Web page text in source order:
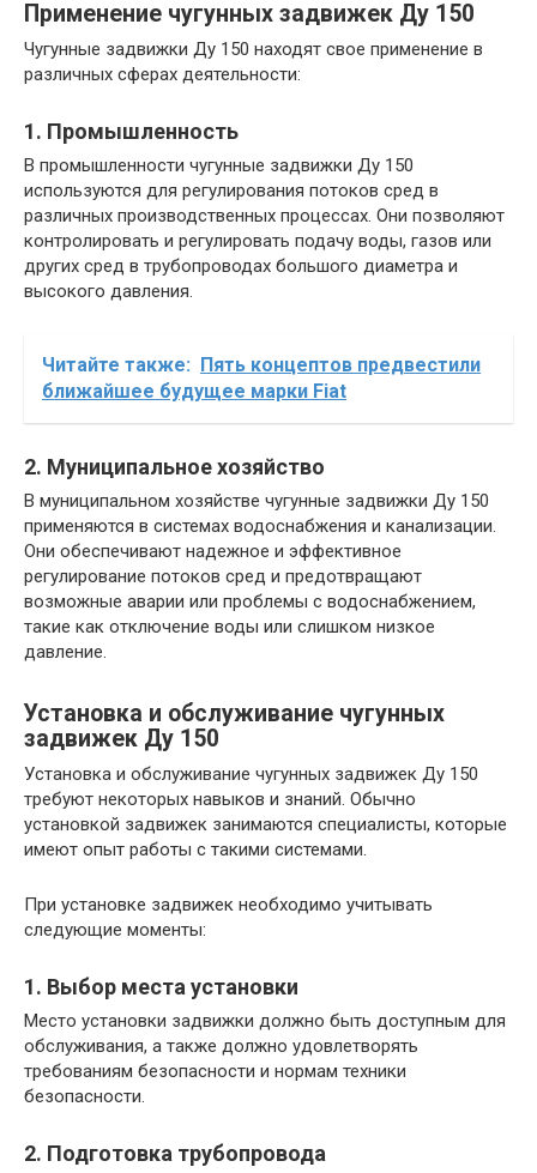
Применение чугунных задвижек Ду 150
Чугунные задвижки Ду 150 находят свое применение в
различных сферах деятельности:
1. Промышленность
В промышленности чугунные задвижки Ду 150
используются для регулирования потоков сред в
различных производственных процессах. Они позволяют
контролировать и регулировать подачу воды, газов или
других сред в трубопроводах большого диаметра и
высокого давления.
Читайте также:
Пять концептов предвестили
ближайшее будущее марки Fiat
2. Муниципальное хозяйство
В муниципальном хозяйстве чугунные задвижки Ду 150
применяются в системах водоснабжения и канализации.
Они обеспечивают надежное и эффективное
регулирование потоков сред и предотвращают
возможные аварии или проблемы с водоснабжением,
такие как отключение воды или слишком низкое
давление.
Установка и обслуживание чугунных
задвижек Ду 150
Установка и обслуживание чугунных задвижек Ду 150
требуют некоторых навыков и знаний. Обычно
установкой задвижек занимаются специалисты, которые
имеют опыт работы с такими системами.
При установке задвижек необходимо учитывать
следующие моменты:
1. Выбор места установки
Место установки задвижки должно быть доступным для
обслуживания, а также должно удовлетворять
требованиям безопасности и нормам техники
безопасности.
2. Подготовка трубопровода